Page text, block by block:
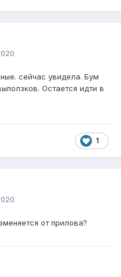
сейчас увидела. Бум
Остается идти в
1
от прилова?